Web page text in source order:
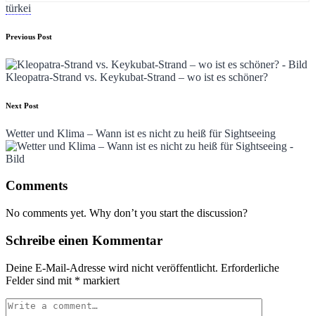
Tags:
türkei
Post
navigation
Previous Post
Kleopatra-Strand vs. Keykubat-Strand – wo ist es schöner?
Next Post
Wetter und Klima – Wann ist es nicht zu heiß für Sightseeing
Comments
No comments yet. Why don’t you start the discussion?
Schreibe einen Kommentar
Deine E-Mail-Adresse wird nicht veröffentlicht. Erforderliche
Felder sind mit * markiert